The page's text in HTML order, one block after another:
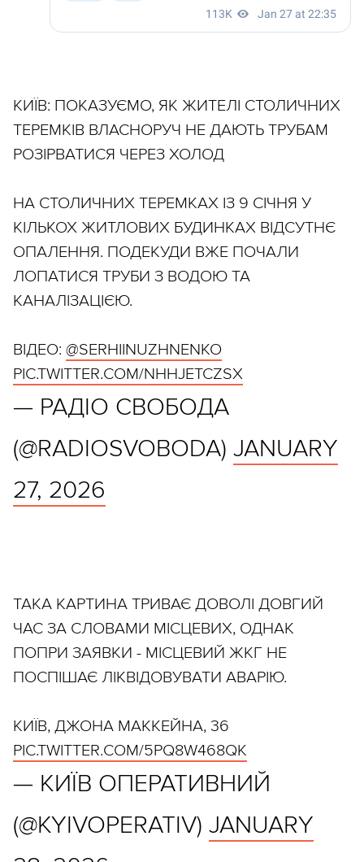
КИЇВ: ПОКАЗУЄМО, ЯК ЖИТЕЛІ СТОЛИЧНИХ
ТЕРЕМКІВ ВЛАСНОРУЧ НЕ ДАЮТЬ ТРУБАМ
РОЗІРВАТИСЯ ЧЕРЕЗ ХОЛОД
НА СТОЛИЧНИХ ТЕРЕМКАХ ІЗ 9 СІЧНЯ У
КІЛЬКОХ ЖИТЛОВИХ БУДИНКАХ ВІДСУТНЄ
ОПАЛЕННЯ. ПОДЕКУДИ ВЖЕ ПОЧАЛИ
ЛОПАТИСЯ ТРУБИ З ВОДОЮ ТА
КАНАЛІЗАЦІЄЮ.
ВІДЕО: @SERHIINUZHNENKO
PIC.TWITTER.COM/NHHJETCZSX
— РАДІО СВОБОДА
(@RADIOSVOBODA) JANUARY
27, 2026
ТАКА КАРТИНА ТРИВАЄ ДОВОЛІ ДОВГИЙ
ЧАС ЗА СЛОВАМИ МІСЦЕВИХ, ОДНАК
ПОПРИ ЗАЯВКИ - МІСЦЕВИЙ ЖКГ НЕ
ПОСПІШАЄ ЛІКВІДОВУВАТИ АВАРІЮ.
КИЇВ, ДЖОНА МАККЕЙНА, 36
PIC.TWITTER.COM/5PQ8W468QK
— КИЇВ ОПЕРАТИВНИЙ
(@KYIVOPERATIV) JANUARY